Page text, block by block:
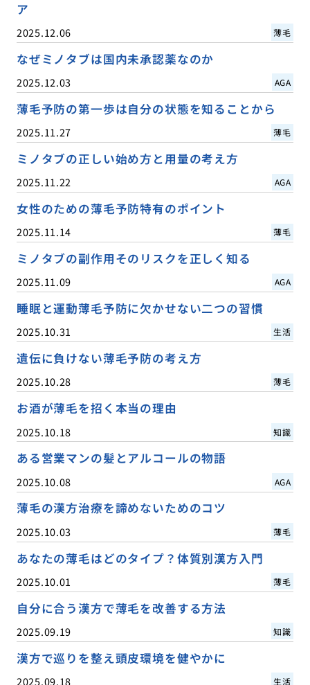
ア
2025.12.06 薄毛
なぜミノタブは国内未承認薬なのか
2025.12.03 AGA
薄毛予防の第一歩は自分の状態を知ることから
2025.11.27 薄毛
ミノタブの正しい始め方と用量の考え方
2025.11.22 AGA
女性のための薄毛予防特有のポイント
2025.11.14 薄毛
ミノタブの副作用そのリスクを正しく知る
2025.11.09 AGA
睡眠と運動薄毛予防に欠かせない二つの習慣
2025.10.31 生活
遺伝に負けない薄毛予防の考え方
2025.10.28 薄毛
お酒が薄毛を招く本当の理由
2025.10.18 知識
ある営業マンの髪とアルコールの物語
2025.10.08 AGA
薄毛の漢方治療を諦めないためのコツ
2025.10.03 薄毛
あなたの薄毛はどのタイプ？体質別漢方入門
2025.10.01 薄毛
自分に合う漢方で薄毛を改善する方法
2025.09.19 知識
漢方で巡りを整え頭皮環境を健やかに
2025.09.18 生活